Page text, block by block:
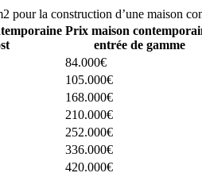
pour la construction d’une maison
Prix maison
entrée de gamme
84.000€
105.000€
168.000€
210.000€
252.000€
336.000€
420.000€